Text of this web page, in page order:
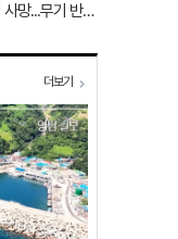
포항 해병대 영외 간부숙소서 부사관 총기 사망...무기 반출 비상
더보기